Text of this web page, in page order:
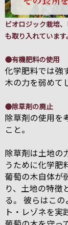
ビオロジック栽培
も取り入れています
●有機肥料の使用
化学肥料では強
木の力を弱めて
●除草剤の廃止
除草剤の使用を
こと。
除草剤は土地の
うために化学肥
葡萄の木自体が
り、土地の特徴
る。 彼らはこ
ト・レゾネを実